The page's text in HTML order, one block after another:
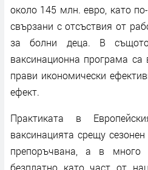
около 145 млн. евро, като
свързани с отсъствия от
за болни деца. В
ваксинационна програма са
прави икономически
ефект.
Практиката в
ваксинацията срещу
препоръчвана, а в много
безплатно като част от